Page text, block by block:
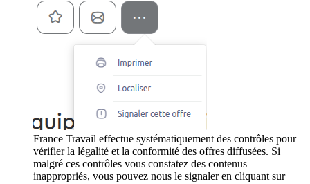
France Travail effectue systématiquement des contrôles pour
vérifier la légalité et la conformité des offres diffusées. Si
malgré ces contrôles vous constatez des contenus
inappropriés, vous pouvez nous le signaler en cliquant sur